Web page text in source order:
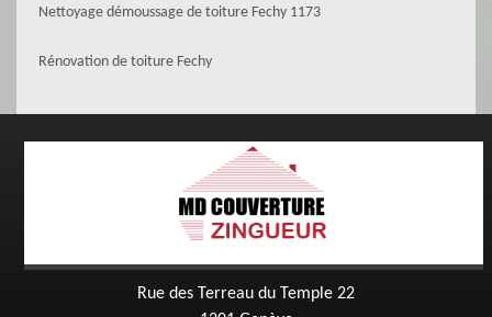
Nettoyage démoussage de toiture Fechy 1173
Rénovation de toiture Fechy
Rue des Terreau du Temple 22